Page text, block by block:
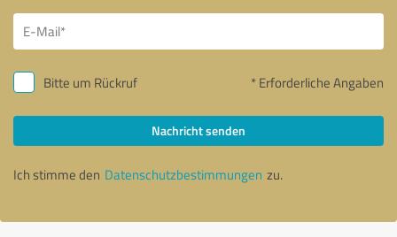
Bitte um Rückruf * Erforderliche Angaben
Nachricht senden
Ich stimme den Datenschutzbestimmungen zu.